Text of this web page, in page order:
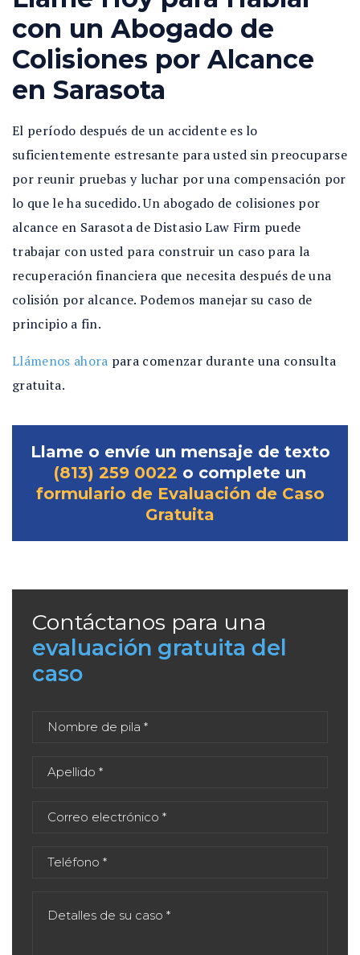
con un Abogado de
Colisiones por Alcance
en Sarasota
El período después de un accidente es lo
suficientemente estresante para usted sin preocuparse
por reunir pruebas y luchar por una compensación por
lo que le ha sucedido. Un abogado de colisiones por
alcance en Sarasota de Distasio Law Firm puede
trabajar con usted para construir un caso para la
recuperación financiera que necesita después de una
colisión por alcance. Podemos manejar su caso de
principio a fin.
Llámenos ahora para comenzar durante una consulta
gratuita.
Llame o envíe un mensaje de texto
(813) 259 0022 o complete un
formulario de Evaluación de Caso
Gratuita
Contáctanos para una
evaluación gratuita del
caso